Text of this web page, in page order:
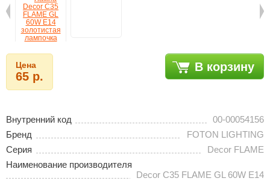
Цена
65 р.
В корзину
Внутренний код
00-00054156
Бренд
FOTON LIGHTING
Серия
Decor FLAME
Наименование производителя
Decor C35 FLAME GL 60W E14